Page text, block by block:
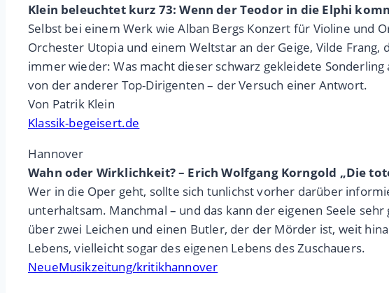
Klein beleuchtet kurz 73: Wenn der Teodor in die Elphi
Selbst bei einem Werk wie Alban Bergs Konzert für Violine und
Orchester Utopia und einem Weltstar an der Geige, Vilde
immer wieder: Was macht dieser schwarz gekleidete
von der anderer Top-Dirigenten – der Versuch einer Antwort.
Von Patrik Klein
Klassik-begeisert.de
Hannover
Wahn oder Wirklichkeit? – Erich Wolfgang Korngold „Die
Wer in die Oper geht, sollte sich tunlichst vorher darüber
unterhaltsam. Manchmal – und das kann der eigenen Seele
über zwei Leichen und einen Butler, der der Mörder ist, weit
Lebens, vielleicht sogar des eigenen Lebens des Zuschauers.
NeueMusikzeitung/kritikhannover